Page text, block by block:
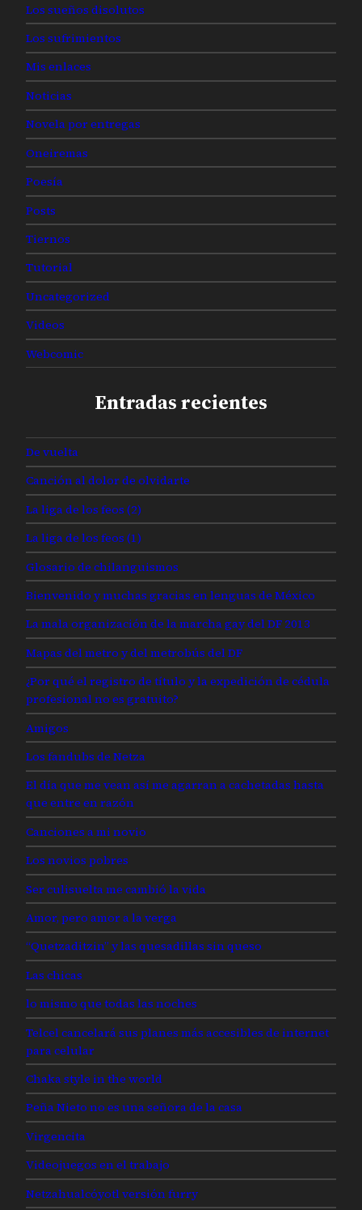
Los sueños disolutos
Los sufrimientos
Mis enlaces
Noticias
Novela por entregas
Oneiremas
Poesía
Posts
Tiernos
Tutorial
Uncategorized
Videos
Webcomic
Entradas recientes
De vuelta
Canción al dolor de olvidarte
La liga de los feos (2)
La liga de los feos (1)
Glosario de chilanguismos
Bienvenido y muchas gracias en lenguas de México
La mala organización de la marcha gay del DF 2013
Mapas del metro y del metrobús del DF
¿Por qué el registro de título y la expedición de cédula
profesional no es gratuito?
Amigos
Los fandubs de Netza
El día que me vean así me agarran a cachetadas hasta
que entre en razón
Canciones a mi novio
Los novios pobres
Ser culisuelta me cambió la vida
Amor, pero amor a la verga
“Quetzaditzin” y las quesadillas sin queso
Las chicas
lo mismo que todas las noches
Telcel cancelará sus planes más accesibles de internet
para celular
Chaka style in the world
Peña Nieto no es una señora de la casa
Virgencita
Videojuegos en el trabajo
Netzahualcóyotl versión furry